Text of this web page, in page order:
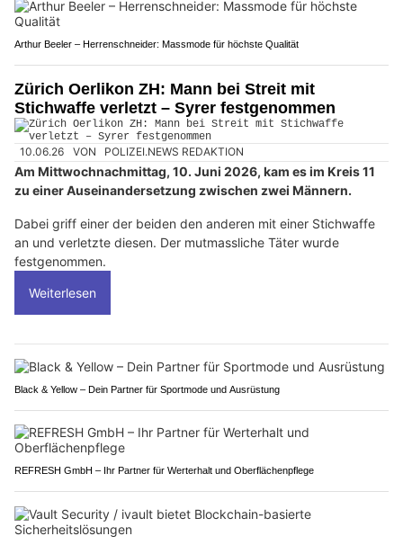
Arthur Beeler – Herrenschneider: Massmode für höchste Qualität
Zürich Oerlikon ZH: Mann bei Streit mit
Stichwaffe verletzt – Syrer festgenommen
10.06.26 VON POLIZEI.NEWS REDAKTION
Am Mittwochnachmittag, 10. Juni 2026, kam es im Kreis 11
zu einer Auseinandersetzung zwischen zwei Männern.
Dabei griff einer der beiden den anderen mit einer Stichwaffe
an und verletzte diesen. Der mutmassliche Täter wurde
festgenommen.
Weiterlesen
Black & Yellow – Dein Partner für Sportmode und Ausrüstung
REFRESH GmbH – Ihr Partner für Werterhalt und Oberflächenpflege